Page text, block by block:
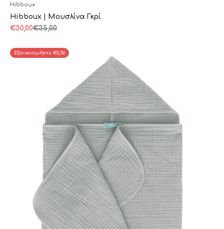
Hibboux
Hibboux | Μουσλίνα Γκρί
Τιμή πώλησης
€30,00Κανονική τιμή
€35,00
Εξοικονομήστε €3,50